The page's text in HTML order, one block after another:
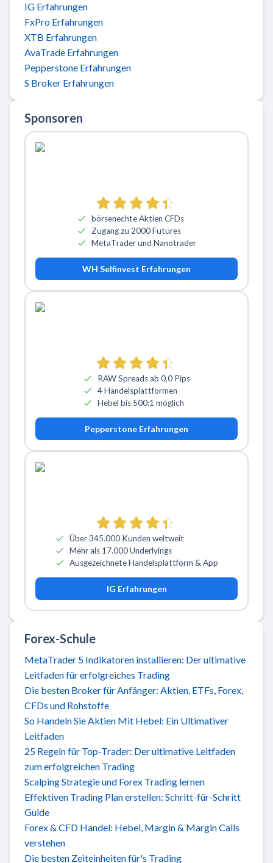
IG Erfahrungen
FxPro Erfahrungen
XTB Erfahrungen
AvaTrade Erfahrungen
Pepperstone Erfahrungen
S Broker Erfahrungen
Sponsoren
börsenechte Aktien CFDs
Zugang zu 2000 Futures
MetaTrader und Nanotrader
WH Selfinvest Erfahrungen
RAW Spreads ab 0,0 Pips
4 Handelsplattformen
Hebel bis 500:1 möglich
Pepperstone Erfahrungen
Über 345.000 Kunden weltweit
Mehr als 17.000 Underlyings
Ausgezeichnete Handelsplattform & App
IG Erfahrungen
Forex-Schule
MetaTrader 5 Indikatoren installieren: Der ultimative
Leitfaden für erfolgreiches Trading
Die besten Broker für Anfänger: Aktien, ETFs, Forex,
CFDs und Rohstoffe
So Handeln Sie Aktien Mit Hebel: Ein Ultimativer
Leitfaden
25 Regeln für Top-Trader: Der ultimative Leitfaden
zum erfolgreichen Trading
Scalping Strategie und Forex Trading lernen
Effektiven Trading Plan erstellen: Schritt-für-Schritt
Guide
Forex & CFD Handel: Hebel, Margin & Margin Calls
verstehen
Die besten Zeiteinheiten für's Trading